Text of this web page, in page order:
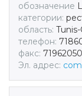
обозначение
категории:
область:
телефон:
факс: 71962050
Эл. адрес: